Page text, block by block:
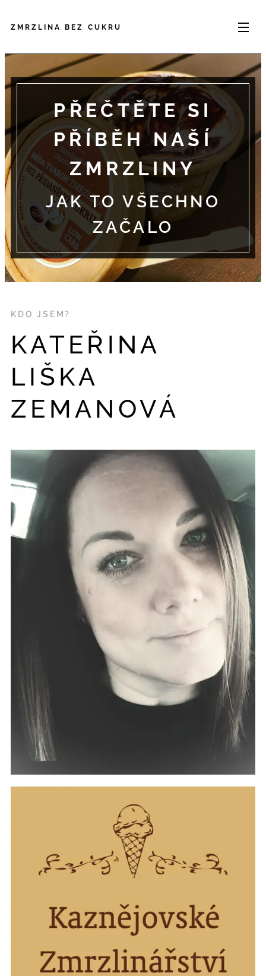
ZMRZLINA BEZ CUKRU
PŘEČTĚTE SI
PŘÍBĚH NAŠÍ
ZMRZLINY
JAK TO VŠECHNO
ZAČALO
KDO JSEM?
KATEŘINA
LIŠKA
ZEMANOVÁ